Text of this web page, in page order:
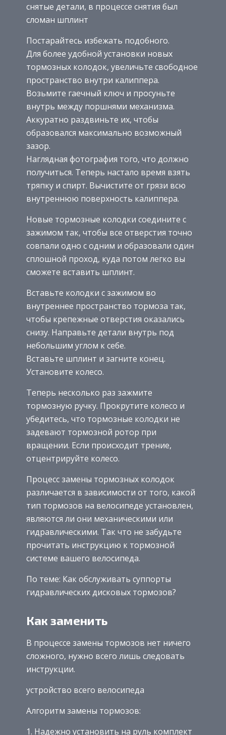
снятые детали, в процессе снятия был
сломан шплинт
Постарайтесь избежать подобного.
Для более удобной установки новых
тормозных колодок, увеличьте свободное
пространство внутри калиппера.
Возьмите гаечный ключ и просуньте
внутрь между поршнями механизма.
Аккуратно раздвиньте их, чтобы
образовался максимально возможный
зазор.
Наглядная фотография того, что должно
получиться. Теперь настало время взять
тряпку и спирт. Вычистите от грязи всю
внутреннюю поверхность калиппера.
Новые тормозные колодки соедините с
зажимом так, чтобы все отверстия точно
совпали одно с одним и образовали один
сплошной проход, куда потом легко вы
сможете вставить шплинт.
Вставьте колодки с зажимом во
внутреннее пространство тормоза так,
чтобы крепежные отверстия оказались
снизу. Направьте детали внутрь под
небольшим углом к себе.
Вставьте шплинт и загните конец.
Установите колесо.
Теперь несколько раз зажмите
тормозную ручку. Прокрутите колесо и
убедитесь, что тормозные колодки не
задевают тормозной ротор при
вращении. Если происходит трение,
отцентрируйте колесо.
Процесс замены тормозных колодок
различается в зависимости от того, какой
тип тормозов на велосипеде установлен,
являются ли они механическими или
гидравлическими. Так что не забудьте
прочитать инструкцию к тормозной
системе вашего велосипеда.
По теме: Как обслуживать суппорты
гидравлических дисковых тормозов?
Как заменить
В процессе замены тормозов нет ничего
сложного, нужно всего лишь следовать
инструкции.
устройство всего велосипеда
Алгоритм замены тормозов:
Надежно установить на руль комплект